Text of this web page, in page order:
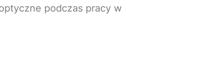
podczas pracy w